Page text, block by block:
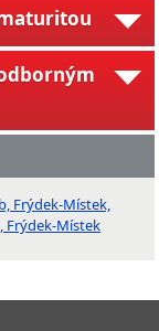
Frýdek-Místek,
Frýdek-Místek